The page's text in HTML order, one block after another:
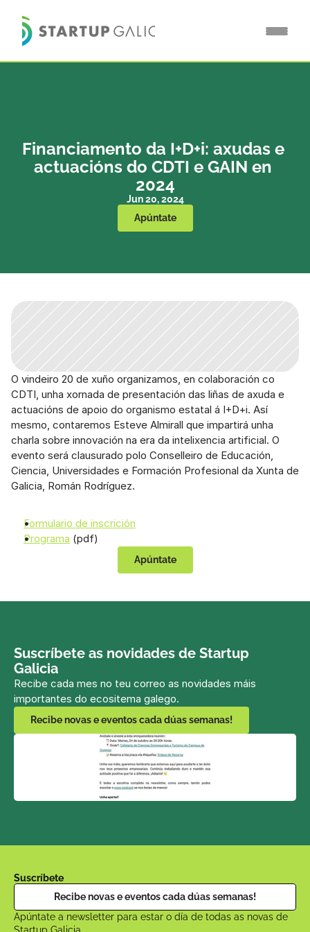
Financiamento da I+D+i: axudas e
actuacións do CDTI e GAIN en
2024
Jun 20, 2024
Apúntate
O vindeiro 20 de xuño organizamos, en colaboración co
CDTI, unha xornada de presentación das liñas de axuda e
actuacións de apoio do organismo estatal á I+D+i. Así
mesmo, contaremos Esteve Almirall que impartirá unha
charla sobre innovación na era da intelixencia artificial. O
evento será clausurado polo Conselleiro de Educación,
Ciencia, Universidades e Formación Profesional da Xunta de
Galicia, Román Rodríguez.
Formulario de inscrición
Programa (pdf)
Apúntate
Suscríbete as novidades de Startup
Galicia
Recibe cada mes no teu correo as novidades máis
importantes do ecositema galego.
Recibe novas e eventos cada dúas semanas!
Suscríbete
Recibe novas e eventos cada dúas semanas!
Apúntate a newsletter para estar o día de todas as novas de